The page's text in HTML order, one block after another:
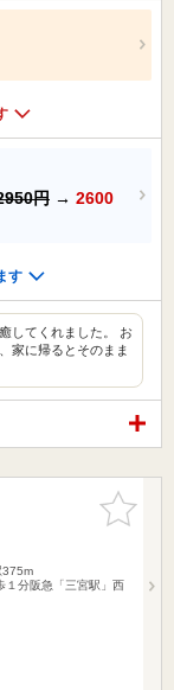
円 → 2600
す
してくれました。 お
家に帰るとそのまま
お気に入
りに追加
375m
分阪急「三宮駅」西